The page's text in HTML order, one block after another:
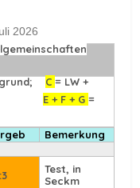
2026
C = LW +
E + F + G =
Bemerkung
Test, in
Seckm